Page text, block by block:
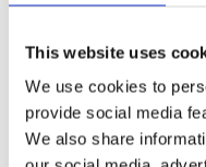
This website uses
We use cookies to
provide social media
We also share
Beskrivning